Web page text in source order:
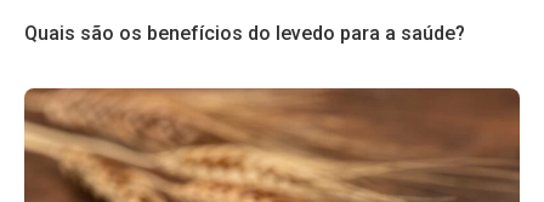
Quais são os benefícios do levedo para a saúde?